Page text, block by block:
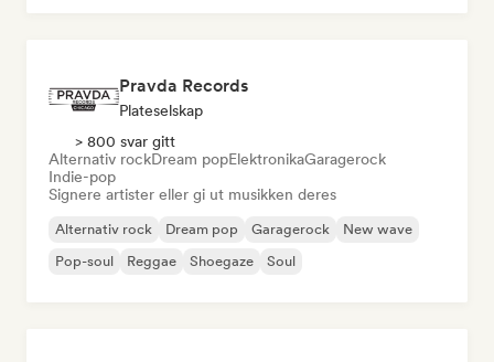
Pravda Records
Plateselskap
> 800 svar gitt
Alternativ rockDream popElektronikaGaragerock
Indie-pop
Signere artister eller gi ut musikken deres
Alternativ rock Dream pop Garagerock
New wave
Pop-soul
Reggae Shoegaze Soul